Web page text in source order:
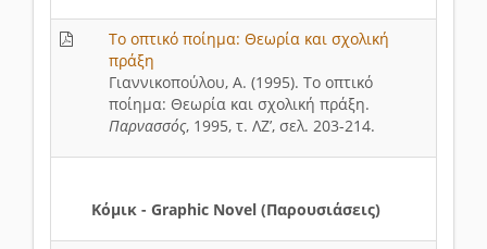
Το οπτικό ποίημα: Θεωρία και σχολική
πράξη
Γιαννικοπούλου, Α. (1995). Το οπτικό
ποίημα: Θεωρία και σχολική πράξη.
Παρνασσός, 1995, τ. ΛΖ’, σελ. 203-214.
Κόμικ - Graphic Novel (Παρουσιάσεις)